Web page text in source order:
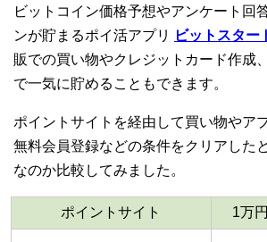
ビットコイン価格予想やアンケート回
ンが貯まるポイ活アプリ
ビットスター
販での買い物やクレジットカード作成
で一気に貯めることもできます。
ポイントサイトを経由して買い物やア
無料会員登録などの条件をクリアした
なのか比較してみました。
ポイントサイト 1万